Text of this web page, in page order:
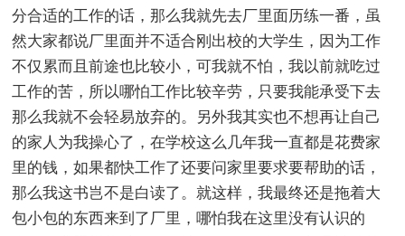
分合适的工作的话，那么我就先去厂里面历练一番，虽
然大家都说厂里面并不适合刚出校的大学生，因为工作
不仅累而且前途也比较小，可我就不怕，我以前就吃过
工作的苦，所以哪怕工作比较辛劳，只要我能承受下去
那么我就不会轻易放弃的。另外我其实也不想再让自己
的家人为我操心了，在学校这么几年我一直都是花费家
里的钱，如果都快工作了还要问家里要求要帮助的话，
那么我这书岂不是白读了。就这样，我最终还是拖着大
包小包的东西来到了厂里，哪怕我在这里没有认识的